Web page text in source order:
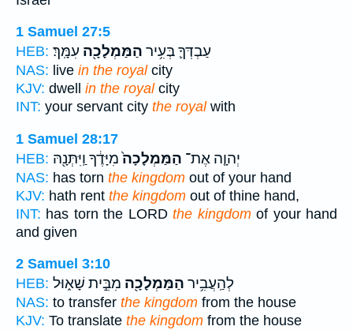
1 Samuel 27:5
HEB:
עַבְדְּךָ֛ בְּעִ֥יר הַמַּמְלָכָ֖ה עִמָּֽךְ׃
NAS: live in the royalcity
KJV: dwell in the royalcity
INT: your servant city the royalwith
1 Samuel 28:17
HEB:
יְהוָ֤ה אֶת־ הַמַּמְלָכָה֙מִיָּדֶ֔ךָ וַֽיִּתְּנָ֖הּ
NAS: has torn the kingdom out of your hand
KJV: hath rent the kingdom out of thine hand,
INT: has torn the LORDthe kingdomof your hand
and given
2 Samuel 3:10
HEB:
לְהַֽעֲבִ֥יר הַמַּמְלָכָ֖ה מִבֵּ֣ית שָׁא֑וּל
NAS: to transfer the kingdom from the house
KJV: To translate the kingdom from the house